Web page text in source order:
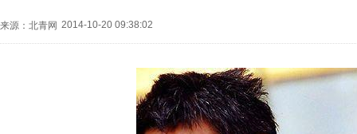
来源：北青网 2014-10-20 09:38:02